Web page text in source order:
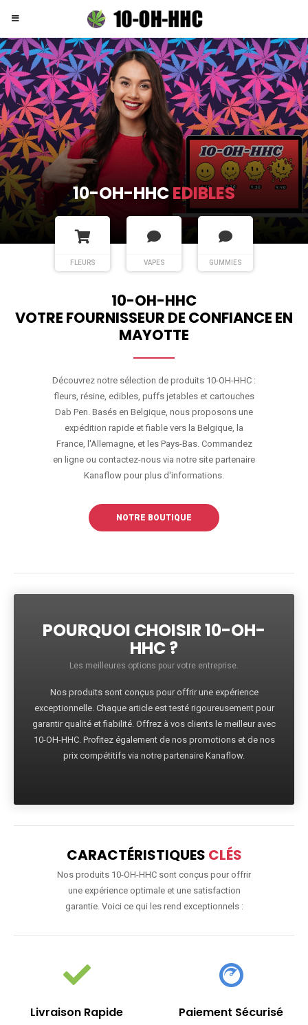
10-OH-HHCEDIBLES
FLEURS VAPES GUMMIES
10-OH-HHC
VOTRE FOURNISSEUR DE CONFIANCE EN
MAYOTTE
Découvrez notre sélection de produits 10-OH-HHC :
fleurs, résine, edibles, puffs jetables et cartouches
Dab Pen. Basés en Belgique, nous proposons une
expédition rapide et fiable vers la Belgique, la
France, l'Allemagne, et les Pays-Bas. Commandez
en ligne ou contactez-nous via notre site partenaire
Kanaflow pour plus d'informations.
NOTRE BOUTIQUE
POURQUOI CHOISIR 10-OH-
HHC ?
Les meilleures options pour votre entreprise.
Nos produits sont conçus pour offrir une expérience
exceptionnelle. Chaque article est testé rigoureusement pour
garantir qualité et fiabilité. Offrez à vos clients le meilleur avec
10-OH-HHC. Profitez également de nos promotions et de nos
prix compétitifs via notre partenaire Kanaflow.
CARACTÉRISTIQUES CLÉS
Nos produits 10-OH-HHC sont conçus pour offrir
une expérience optimale et une satisfaction
garantie. Voici ce qui les rend exceptionnels :
Livraison Rapide Paiement Sécurisé